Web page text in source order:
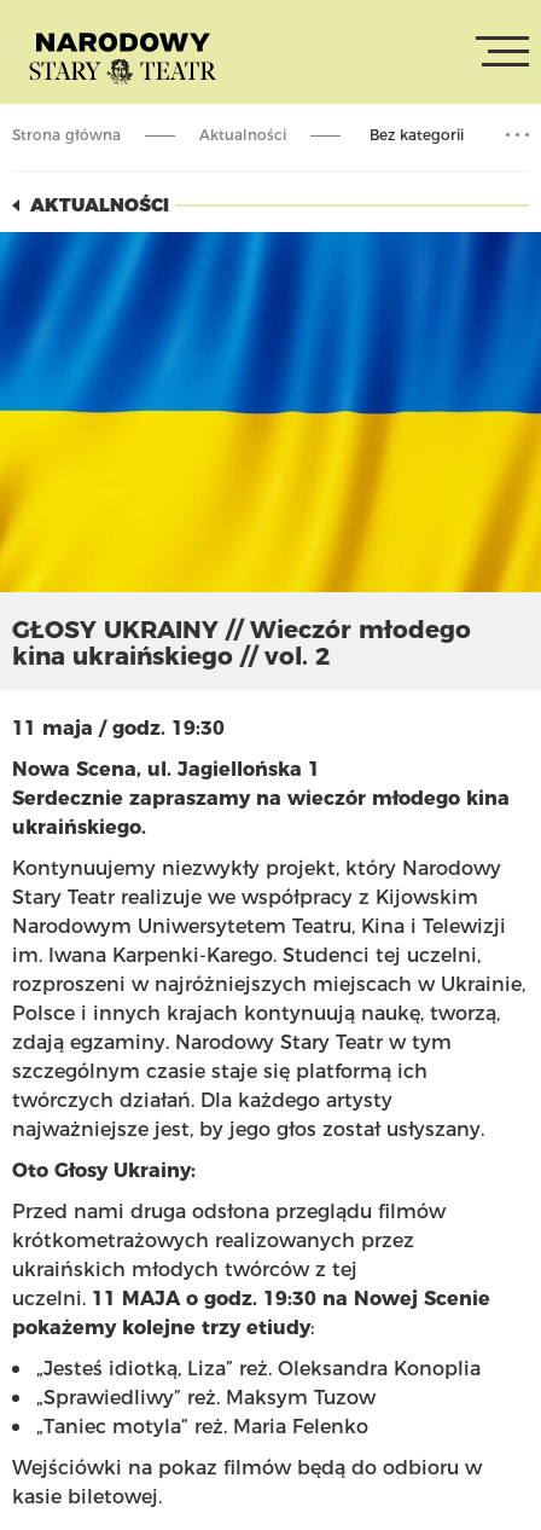
Strona główna Bez kategorii
Aktualności
AKTUALNOŚCI
GŁOSY UKRAINY // Wieczór młodego
kina ukraińskiego // vol. 2
11 maja / godz. 19:30
Nowa Scena, ul. Jagiellońska 1
Serdecznie zapraszamy na wieczór młodego kina
ukraińskiego.
Kontynuujemy niezwykły projekt, który Narodowy
Stary Teatr realizuje we współpracy z Kijowskim
Narodowym Uniwersytetem Teatru, Kina i Telewizji
im. Iwana Karpenki-Karego. Studenci tej uczelni,
rozproszeni w najróżniejszych miejscach w Ukrainie,
Polsce i innych krajach kontynuują naukę, tworzą,
zdają egzaminy. Narodowy Stary Teatr w tym
szczególnym czasie staje się platformą ich
twórczych działań. Dla każdego artysty
najważniejsze jest, by jego głos został usłyszany.
Oto Głosy Ukrainy:
Przed nami druga odsłona przeglądu filmów
krótkometrażowych realizowanych przez
ukraińskich młodych twórców z tej
uczelni. 11
MAJA o godz. 19:30 na Nowej Scenie
pokażemy kolejne trzy etiudy:
„Jesteś idiotką, Liza” reż. Oleksandra Konoplia
„Sprawiedliwy” reż. Maksym Tuzow
„Taniec motyla” reż. Maria Felenko
Wejściówki na pokaz filmów będą do odbioru w
kasie biletowej.